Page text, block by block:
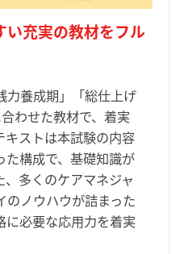
い充実の教材をフル
力養成期」「総仕上げ
わせた教材で、着実
キストは本試験の内容
た構成で、基礎知識が
多くのケアマネジャ
のノウハウが詰まった
に必要な応用力を着実